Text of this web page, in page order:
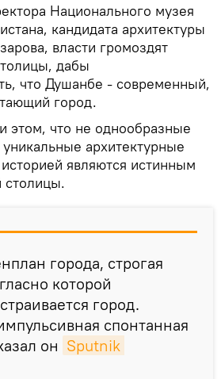
Национального музея
кандидата архитектуры
власти громоздят
дабы
что Душанбе - современный,
город.
этом, что не однообразные
архитектурные
являются истинным
города, строгая
которой
город.
спонтанная
он Sputnik